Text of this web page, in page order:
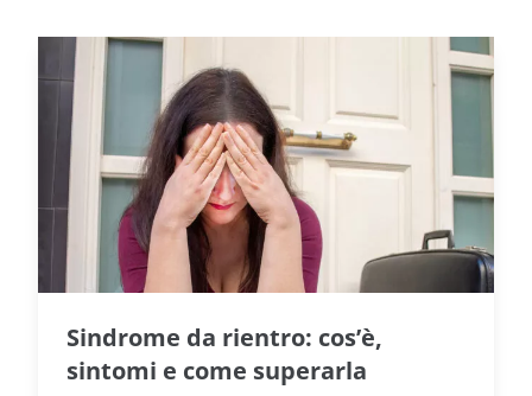
Sindrome da rientro: cos’è,
sintomi e come superarla